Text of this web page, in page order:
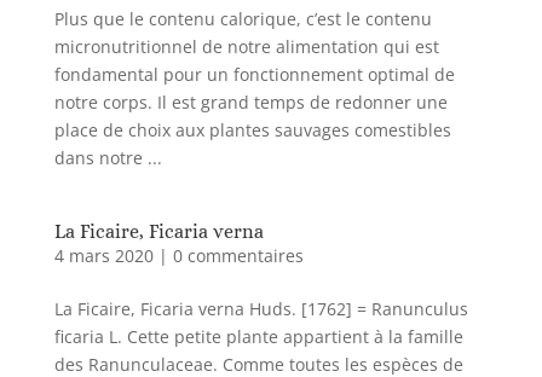
Plus que le contenu calorique, c’est le contenu
micronutritionnel de notre alimentation qui est
fondamental pour un fonctionnement optimal de
notre corps. Il est grand temps de redonner une
place de choix aux plantes sauvages comestibles
dans notre ...
La Ficaire, Ficaria verna
4 mars 2020| 0 commentaires
La Ficaire, Ficaria verna Huds. [1762] = Ranunculus
ficaria L. Cette petite plante appartient à la famille
des Ranunculaceae. Comme toutes les espèces de